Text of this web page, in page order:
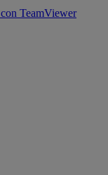
TeamViewer